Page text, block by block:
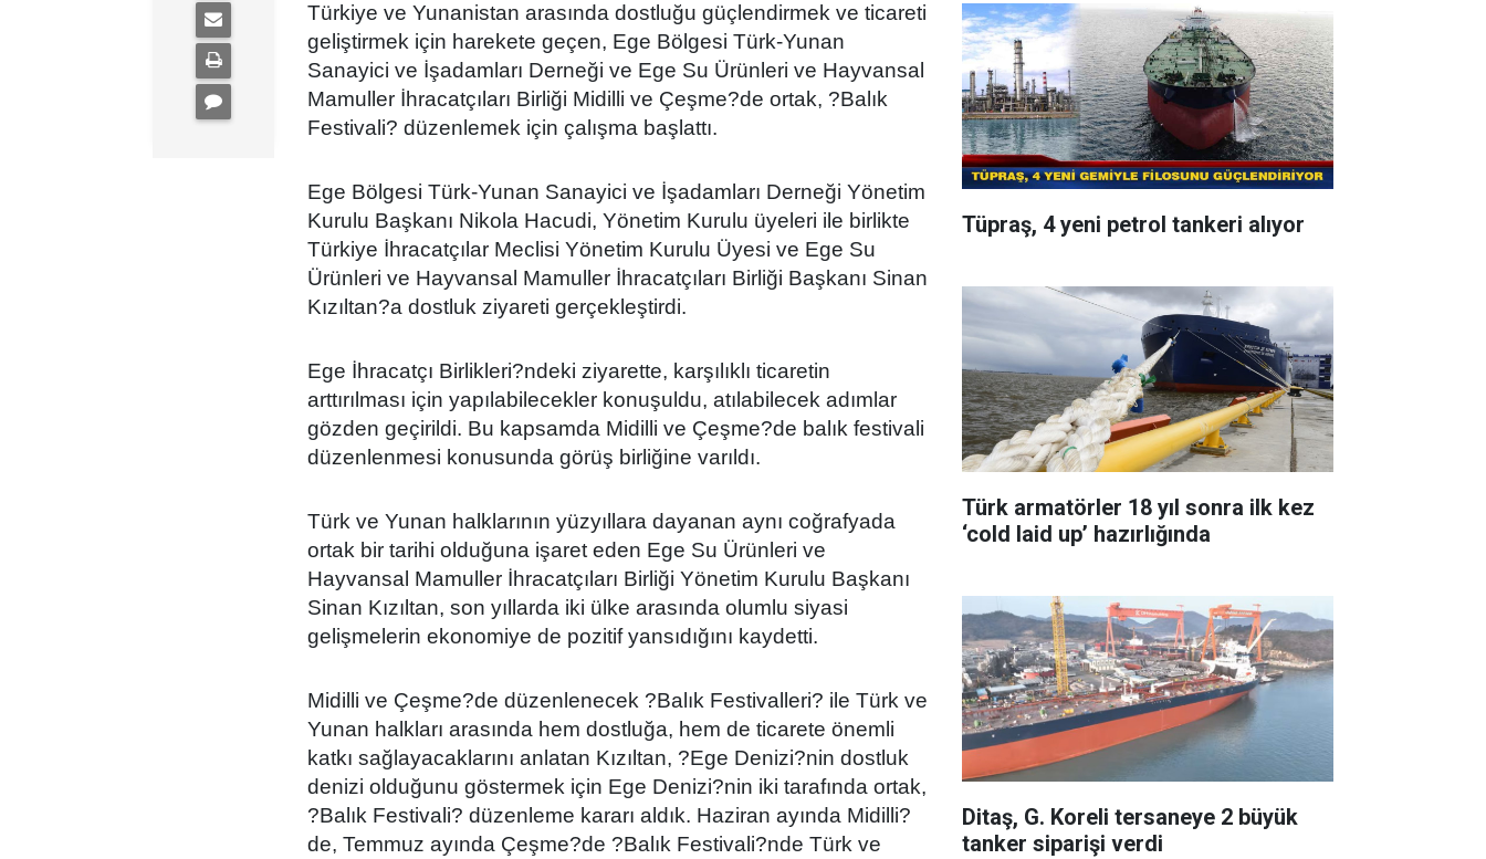
Türkiye ve Yunanistan arasında dostluğu güçlendirmek ve ticareti
geliştirmek için harekete geçen, Ege Bölgesi Türk-Yunan
Sanayici ve İşadamları Derneği ve Ege Su Ürünleri ve Hayvansal
Mamuller İhracatçıları Birliği Midilli ve Çeşme?de ortak, ?Balık
Festivali? düzenlemek için çalışma başlattı.
Ege Bölgesi Türk-Yunan Sanayici ve İşadamları Derneği Yönetim
Kurulu Başkanı Nikola Hacudi, Yönetim Kurulu üyeleri ile birlikte
Türkiye İhracatçılar Meclisi Yönetim Kurulu Üyesi ve Ege Su
Ürünleri ve Hayvansal Mamuller İhracatçıları Birliği Başkanı Sinan
Kızıltan?a dostluk ziyareti gerçekleştirdi.
Ege İhracatçı Birlikleri?ndeki ziyarette, karşılıklı ticaretin
arttırılması için yapılabilecekler konuşuldu, atılabilecek adımlar
gözden geçirildi. Bu kapsamda Midilli ve Çeşme?de balık festivali
düzenlenmesi konusunda görüş birliğine varıldı.
Türk ve Yunan halklarının yüzyıllara dayanan aynı coğrafyada
ortak bir tarihi olduğuna işaret eden Ege Su Ürünleri ve
Hayvansal Mamuller İhracatçıları Birliği Yönetim Kurulu Başkanı
Sinan Kızıltan, son yıllarda iki ülke arasında olumlu siyasi
gelişmelerin ekonomiye de pozitif yansıdığını kaydetti.
Midilli ve Çeşme?de düzenlenecek ?Balık Festivalleri? ile Türk ve
Yunan halkları arasında hem dostluğa, hem de ticarete önemli
katkı sağlayacaklarını anlatan Kızıltan, ?Ege Denizi?nin dostluk
denizi olduğunu göstermek için Ege Denizi?nin iki tarafında ortak,
?Balık Festivali? düzenleme kararı aldık. Haziran ayında Midilli?
de, Temmuz ayında Çeşme?de ?Balık Festivali?nde Türk ve
Tüpraş, 4 yeni petrol tankeri alıyor
Türk armatörler 18 yıl sonra ilk kez
‘cold laid up’ hazırlığında
Ditaş, G. Koreli tersaneye 2 büyük
tanker siparişi verdi